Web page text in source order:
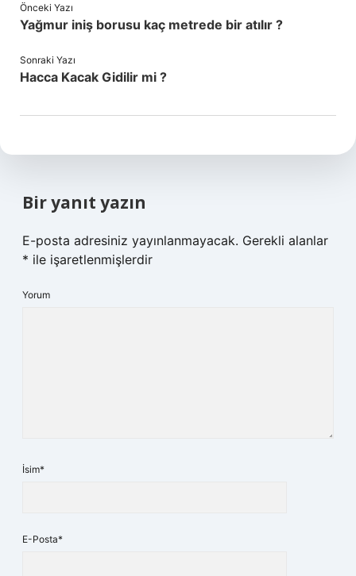
Önceki Yazı
Yağmur iniş borusu kaç metrede bir atılır ?
Sonraki Yazı
Hacca Kacak Gidilir mi ?
Bir yanıt yazın
E-posta adresiniz yayınlanmayacak. Gerekli alanlar
* ile işaretlenmişlerdir
Yorum
İsim*
E-Posta*